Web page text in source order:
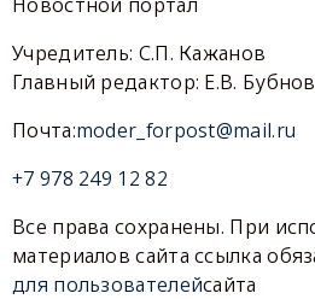
Учредитель: С.П. Кажанов
Главный редактор: Е.В.
Почта:moder_forpost@mail.ru
+7 978 249 12 82
Все права сохранены. При
материалов сайта ссылка
для пользователейсайта